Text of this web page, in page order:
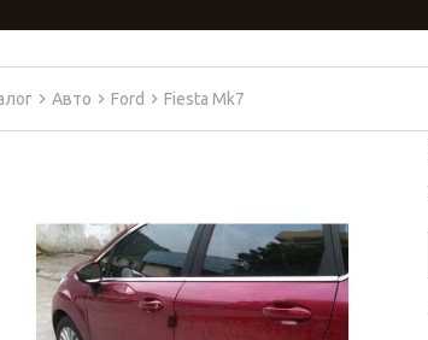
Авто Ford Fiesta Mk7